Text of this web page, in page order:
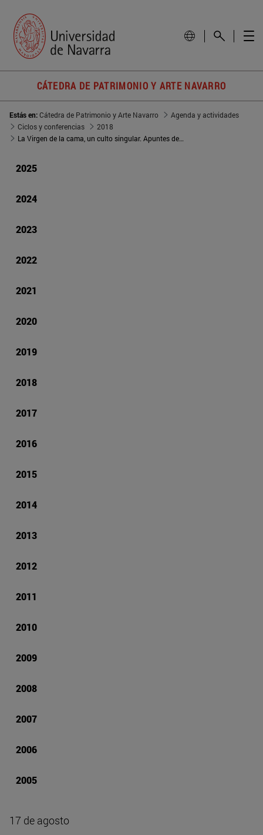
CÁTEDRA DE PATRIMONIO Y ARTE NAVARRO
Estás en:Cátedra de Patrimonio y Arte Navarro
Agenda y actividades
Ciclos y conferencias
2018
La Virgen de la cama, un culto singular. Apuntes devocionales e iconográficos
2025
2024
2023
2022
2021
2020
2019
2018
2017
2016
2015
2014
2013
2012
2011
2010
2009
2008
2007
2006
2005
17 de agosto